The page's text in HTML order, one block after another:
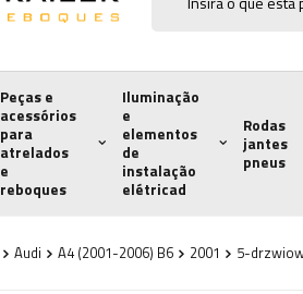
Peças e
acessórios
para
atrelados
e
reboques
Iluminação
e
elementos
de
instalação
elétricad
Rodas
jantes
pneus
Audi A4 (2001-2006) B6 2001 5-